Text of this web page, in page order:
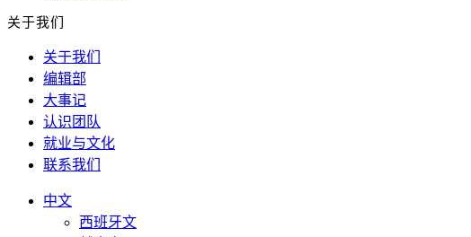
关于我们
关于我们
编辑部
大事记
认识团队
就业与文化
联系我们
中文
西班牙文